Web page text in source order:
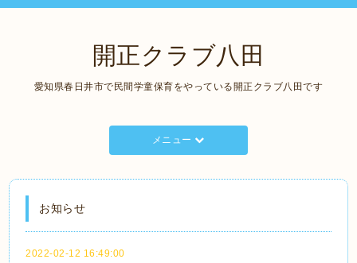
開正クラブ八田
愛知県春日井市で民間学童保育をやっている開正クラブ八田です
メニュー
お知らせ
2022-02-12 16:49:00